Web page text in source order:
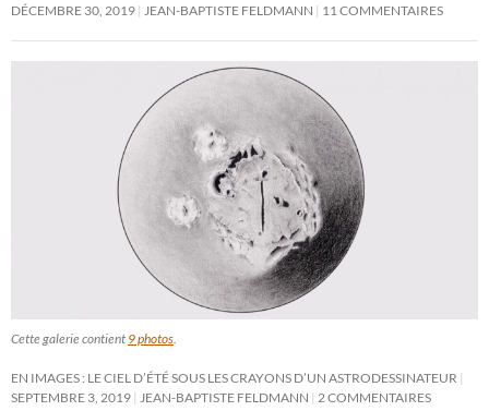
DÉCEMBRE 30, 2019
JEAN-BAPTISTE FELDMANN 11 COMMENTAIRES
Cette galerie contient 9 photos
EN IMAGES : LE CIEL D’ÉTÉ SOUS LES CRAYONS D’UN ASTRODESSINATEUR
SEPTEMBRE 3, 2019
JEAN-BAPTISTE FELDMANN 2 COMMENTAIRES